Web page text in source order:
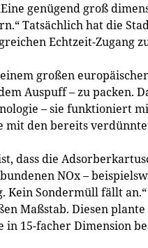
genügend groß
Tatsächlich hat die
Echtzeit-Zugang
großen
Auspuff – zu packen.
– sie funktioniert
mit den bereits
dass die
NOx –
Sondermüll fällt
Maßstab. Diesen
in 15-facher Dimension